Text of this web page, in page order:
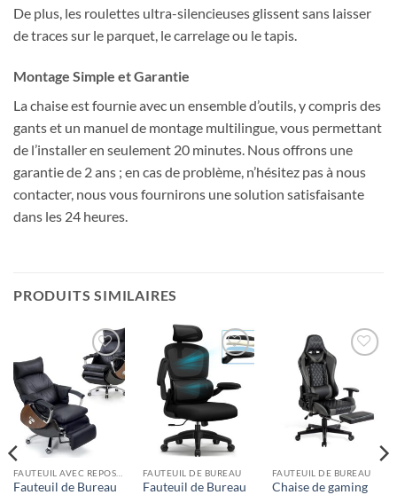
De plus, les roulettes ultra-silencieuses glissent sans laisser
de traces sur le parquet, le carrelage ou le tapis.
Montage Simple et Garantie
La chaise est fournie avec un ensemble d’outils, y compris des
gants et un manuel de montage multilingue, vous permettant
de l’installer en seulement 20 minutes. Nous offrons une
garantie de 2 ans ; en cas de problème, n’hésitez pas à nous
contacter, nous vous fournirons une solution satisfaisante
dans les 24 heures.
PRODUITS SIMILAIRES
Ajouter
à la liste
de
souhaits
Fauteuil de Bureau
Ajouter
à la liste
de
souhaits
FAUTEUIL DE BUREAU
Fauteuil de Bureau
de
souhaits
FAUTEUIL DE BUREAU
Chaise de gaming